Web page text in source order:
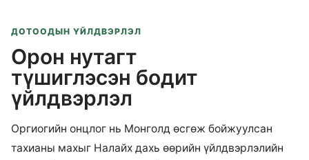
ДОТООДЫН ҮЙЛДВЭРЛЭЛ
Орон нутагт
түшиглэсэн бодит
үйлдвэрлэл
Оргиогийн онцлог нь Монголд өсгөж бойжуулсан
тахианы махыг Налайх дахь өөрийн үйлдвэрлэлийн